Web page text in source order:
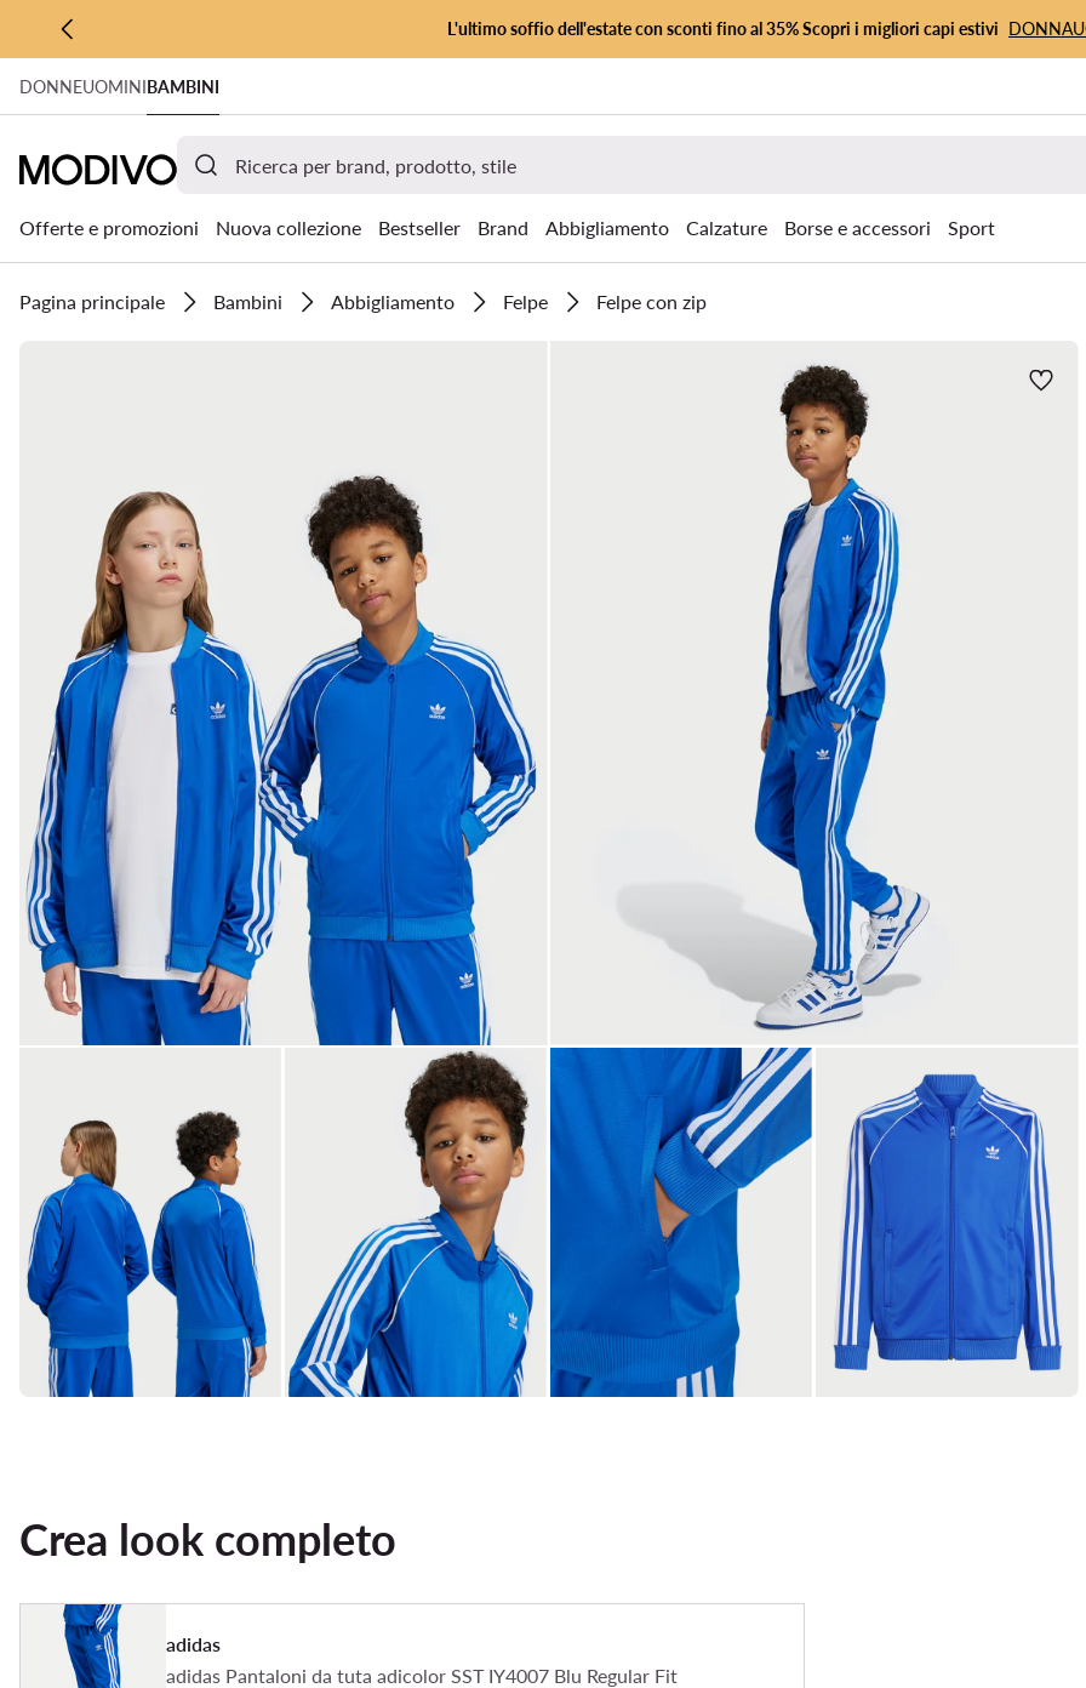
VAI AL CONTENUTO PRINCIPALE
VAI ALLA RICERCA
L'ultimo soffio dell'estate con sconti fino al 35% Scopri i migliori capi estivi DONNA
DONNEUOMINIBAMBINI
Offerte e promozioni Nuova collezione Bestseller Brand Abbigliamento Calzature Borse e accessori Sport
Pagina principale Bambini Abbigliamento Felpe Felpe con zip
Crea look completo
adidas
adidas Pantaloni da tuta adicolor SST IY4007 Blu Regular Fit